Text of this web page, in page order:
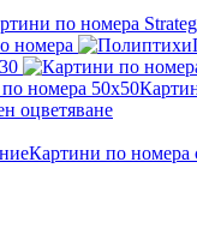
по номера Strateg
номера
оцветяване
Картини по номера